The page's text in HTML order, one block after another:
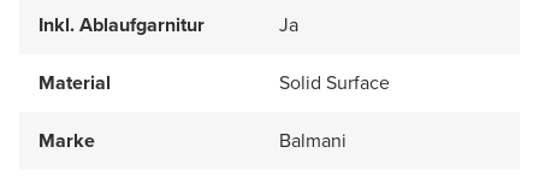
Inkl. Ablaufgarnitur Ja
Material Solid Surface
Marke Balmani